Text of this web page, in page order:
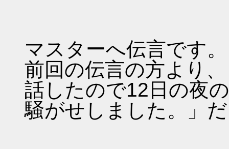
マスターへ伝言です。
前回の伝言の方より
話したので12日の夜
騒がせしました。」